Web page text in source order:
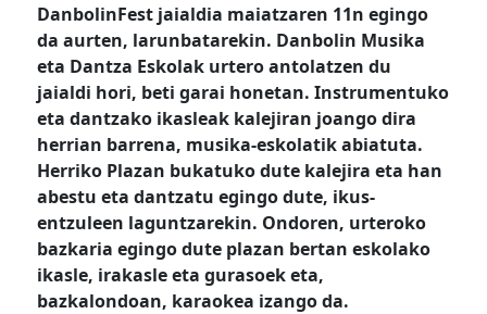
DanbolinFest jaialdia maiatzaren 11n egingo
da aurten, larunbatarekin. Danbolin Musika
eta Dantza Eskolak urtero antolatzen du
jaialdi hori, beti garai honetan. Instrumentuko
eta dantzako ikasleak kalejiran joango dira
herrian barrena, musika-eskolatik abiatuta.
Herriko Plazan bukatuko dute kalejira eta han
abestu eta dantzatu egingo dute, ikus-
entzuleen laguntzarekin. Ondoren, urteroko
bazkaria egingo dute plazan bertan eskolako
ikasle, irakasle eta gurasoek eta,
bazkalondoan, karaokea izango da.